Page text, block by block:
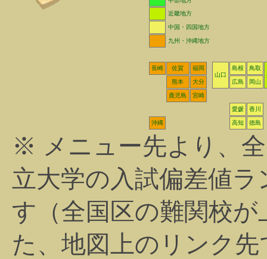
近畿地方
中国・四国地方
九州・沖縄地方
長崎 佐賀
福岡
山口
島根
鳥取
熊本
大分 広島 岡山
鹿児島 宮崎
愛媛 香川
沖縄 高知 徳島
※ メニュー先より、
立大学の入試偏差値
す（全国区の難関校
た、地図上のリンク